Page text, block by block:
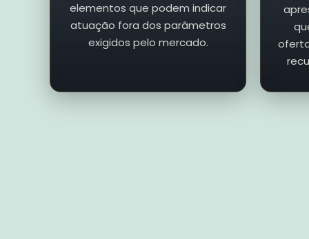
elementos que podem indicar
atuação fora dos parâmetros
exigidos pelo mercado.